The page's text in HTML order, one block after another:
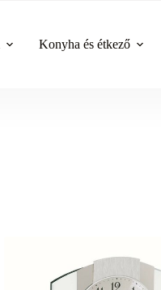
Konyha és étkező